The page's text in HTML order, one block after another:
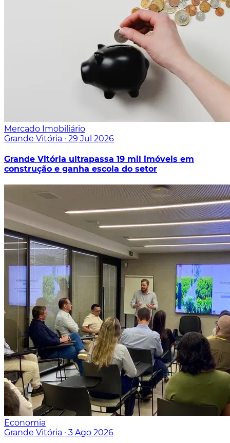
Mercado Imobiliário
Grande Vitória · 29 Jul 2026
Grande Vitória ultrapassa 19 mil imóveis em
construção e ganha escola do setor
Economia
Grande Vitória · 3 Ago 2026